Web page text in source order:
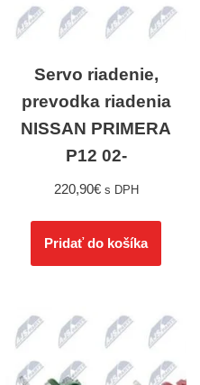
Servo riadenie,
prevodka riadenia
NISSAN PRIMERA
P12 02-
220,90€ s DPH
Pridať do košíka